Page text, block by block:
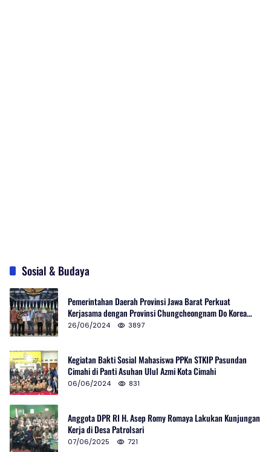
Sosial & Budaya
Pemerintahan Daerah Provinsi Jawa Barat Perkuat
Kerjasama dengan Provinsi Chungcheongnam Do Korea
Selatan
26/06/2024 3897
Kegiatan Bakti Sosial Mahasiswa PPKn STKIP Pasundan
Cimahi di Panti Asuhan Ulul Azmi Kota Cimahi
06/06/2024 831
Anggota DPR RI H. Asep Romy Romaya Lakukan Kunjungan
Kerja di Desa Patrolsari
07/06/2025 721